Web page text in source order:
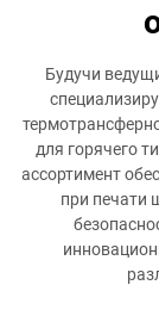
Будучи
для горячего
ассортимент
при печати